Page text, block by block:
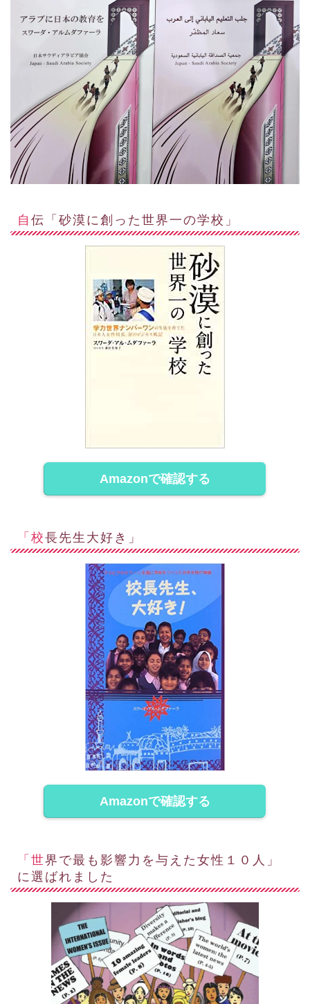
自伝「砂漠に創った世界一の学校」
Amazonで確認する
「校長先生大好き」
Amazonで確認する
「世界で最も影響力を与えた女性１０人」
に選ばれました